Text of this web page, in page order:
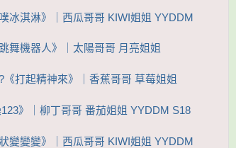
冰淇淋》｜西瓜哥哥 KIWI姐姐 YYDDM
舞機器人》｜太陽哥哥 月亮姐姐
打起精神來》｜香蕉哥哥 草莓姐姐
》｜柳丁哥哥 番茄姐姐 YYDDM S18
變變變》｜西瓜哥哥 KIWI姐姐 YYDDM